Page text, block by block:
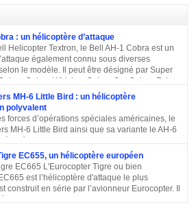
Quatre ans plus tard, les premières
signées et depuis, le constructeur multiplie les
sur les exportations du Rafale …
: un hélicoptère d’attaque
Helicopter Textron, le Bell AH-1 Cobra est un
également connu sous diverses
le modèle. Il peut être désigné par Super
Cobra, Whiskey Cobra, SeaCobra, Zulu
Le modèle premier était doté de la même
et du même rotor principal que le
a effectué son premier vol en septembre
1967 et est toujours en service dans quelques
1962 que Bell décide de construire un
MH-6 Little Bird : un hélicoptère
polyvalent
forces d’opérations spéciales américaines, le
MH-6 Little Bird ainsi que sa variante le AH-6
léger conçu sur la base du Hughes OH-6 et
par l’avionneur américain MD
1960, l’armée américaine a évoqué
hélicoptère léger d’observation qui serait
divers rôles, de nombreuses compagnies
remporter le projet. Parmi elles, il y a eu
EC655, un hélicoptère européen
EC665 L'Eurocopter Tigre ou bien
est l’hélicoptère d'attaque le plus
construit en série par l’avionneur Eurocopter. Il
équiper les forces de terres de l’Allemagne, la